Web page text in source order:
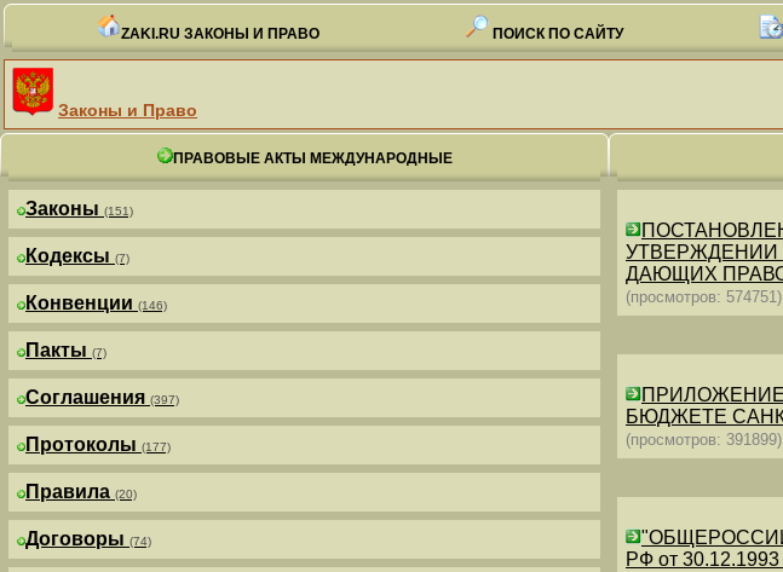
ZAKI.RU ЗАКОНЫ И ПРАВО ПОИСК ПО САЙТУ
Законы и Право
ПРАВОВЫЕ АКТЫ МЕЖДУНАРОДНЫЕ
Законы (151)
Кодексы (7)
Конвенции (146)
Пакты (7)
Соглашения (397)
Протоколы (177)
Правила (20)
Договоры (74)
УТВЕРЖДЕНИИ
ДАЮЩИХ
(просмотров: 574751)
ПРИЛОЖЕНИЕ
БЮДЖЕТЕ
(просмотров: 391899)
РФ от